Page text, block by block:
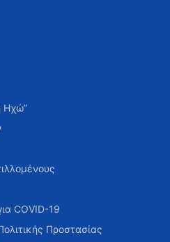
Ηχώ”
COVID-19
Προστασίας